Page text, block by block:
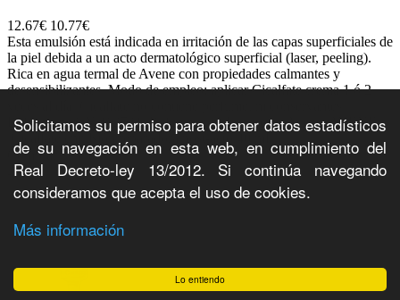
Lo entiendo
Solicitamos su permiso para obtener datos estadísticos
de su navegación en esta web, en cumplimiento del
Real Decreto-ley 13/2012. Si continúa navegando
consideramos que acepta el uso de cookies.
Más información
12.67€ 10.77€
Esta emulsión está indicada en irritación de las capas superficiales de
la piel debida a un acto dermatológico superficial (laser, peeling).
Rica en agua termal de Avene con propiedades calmantes y
desensibilizantes. Modo de empleo: aplicar Cicalfate crema 1 ó 2
Referencia CN 162721. Referencia: laboratorios Avene. AVENE
Cicalfate emulsión reparadora post-acto 40 ml
Comprar
+Info
-14%